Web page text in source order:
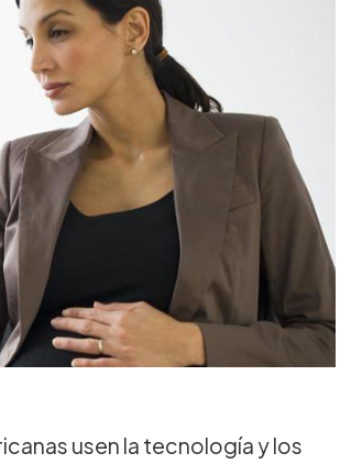
usen la tecnología y los